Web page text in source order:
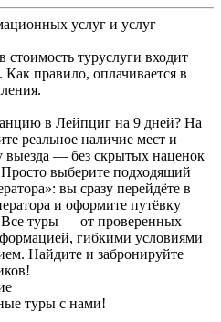
услуг и услуг
стоимость туруслуги входит
правило, оплачивается в
в Лейпциг на 9 дней? На
реальное наличие мест и
— без скрытых наценок
выберите подходящий
вы сразу перейдёте в
и оформите путёвку
туры — от проверенных
гибкими условиями
Найдите и забронируйте
туры с нами!